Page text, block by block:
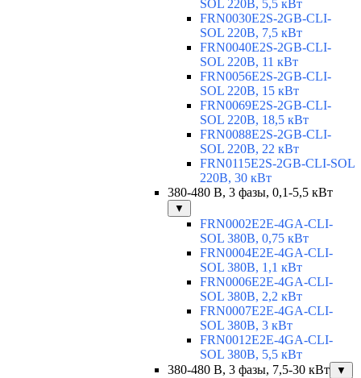
SOL 220В, 5,5 кВт
FRN0030E2S-2GB-CLI-
SOL 220В, 7,5 кВт
FRN0040E2S-2GB-CLI-
SOL 220В, 11 кВт
FRN0056E2S-2GB-CLI-
SOL 220В, 15 кВт
FRN0069E2S-2GB-CLI-
SOL 220В, 18,5 кВт
FRN0088E2S-2GB-CLI-
SOL 220В, 22 кВт
FRN0115E2S-2GB-CLI-SOL
220В, 30 кВт
380-480 В, 3 фазы, 0,1-5,5 кВт
▼
FRN0002E2E-4GA-CLI-
SOL 380В, 0,75 кВт
FRN0004E2E-4GA-CLI-
SOL 380В, 1,1 кВт
FRN0006E2E-4GA-CLI-
SOL 380В, 2,2 кВт
FRN0007E2E-4GA-CLI-
SOL 380В, 3 кВт
FRN0012E2E-4GA-CLI-
SOL 380В, 5,5 кВт
380-480 В, 3 фазы, 7,5-30 кВт
▼